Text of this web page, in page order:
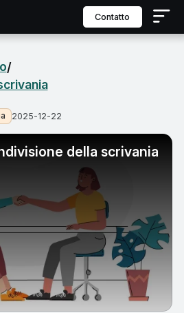
contatto
/
2025-12-22
della scrivania